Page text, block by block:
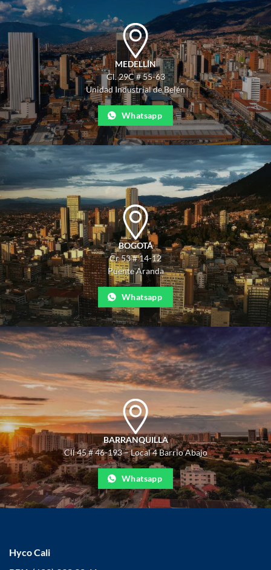
MEDELLÍN
Cl. 29C # 55-63
Unidad Industrial de Belén
Whatsapp
BOGOTÁ
Cr 53 # 14-12
Puente Aranda
Whatsapp
BARRANQUILLA
Cll 45 # 46-193 – Local 4 Barrio Abajo
Whatsapp
Hyco Cali